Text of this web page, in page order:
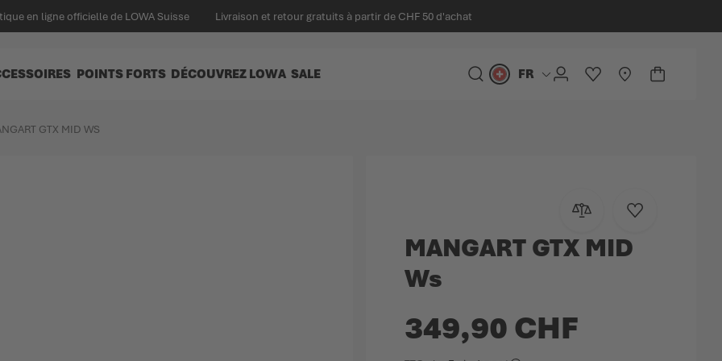
en ligne officielle de LOWA Suisse Livraison et retour gratuits à partir de CHF 50 d'achat
POINTS FORTS DÉCOUVREZ LOWA SALE
CHERCHER
Langue FR
COMPTELISTE D'ACHATS
STORELOCATOR
PANIER
GTX MID WS
Ajouter au comparateur
Ajouter à la
MANGART GTX MID
Ws
349,90 CHF